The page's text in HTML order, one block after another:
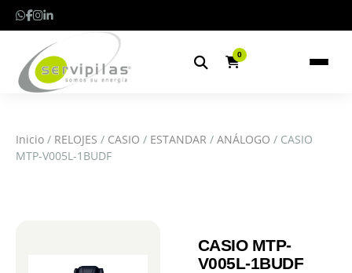
0
Inicio / RELOJES / CASIO / ESTANDAR / ANÁLOGO / CASIO
MTP-V005L-1BUDF
CASIO MTP-
V005L-1BUDF